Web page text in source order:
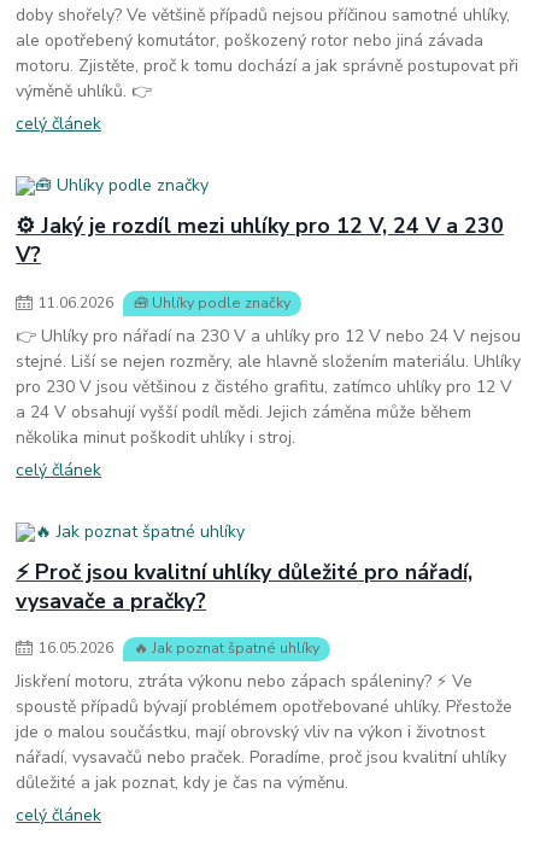
doby shořely? Ve většině případů nejsou příčinou samotné uhlíky,
ale opotřebený komutátor, poškozený rotor nebo jiná závada
motoru. Zjistěte, proč k tomu dochází a jak správně postupovat při
výměně uhlíků. 👉
celý článek
⚙️ Jaký je rozdíl mezi uhlíky pro 12 V, 24 V a 230
V?
11.06.2026 🧰 Uhlíky podle značky
👉 Uhlíky pro nářadí na 230 V a uhlíky pro 12 V nebo 24 V nejsou
stejné. Liší se nejen rozměry, ale hlavně složením materiálu. Uhlíky
pro 230 V jsou většinou z čistého grafitu, zatímco uhlíky pro 12 V
a 24 V obsahují vyšší podíl mědi. Jejich záměna může během
několika minut poškodit uhlíky i stroj.
celý článek
⚡ Proč jsou kvalitní uhlíky důležité pro nářadí,
vysavače a pračky?
16.05.2026 🔥 Jak poznat špatné uhlíky
Jiskření motoru, ztráta výkonu nebo zápach spáleniny? ⚡ Ve
spoustě případů bývají problémem opotřebované uhlíky. Přestože
jde o malou součástku, mají obrovský vliv na výkon i životnost
nářadí, vysavačů nebo praček. Poradíme, proč jsou kvalitní uhlíky
důležité a jak poznat, kdy je čas na výměnu.
celý článek